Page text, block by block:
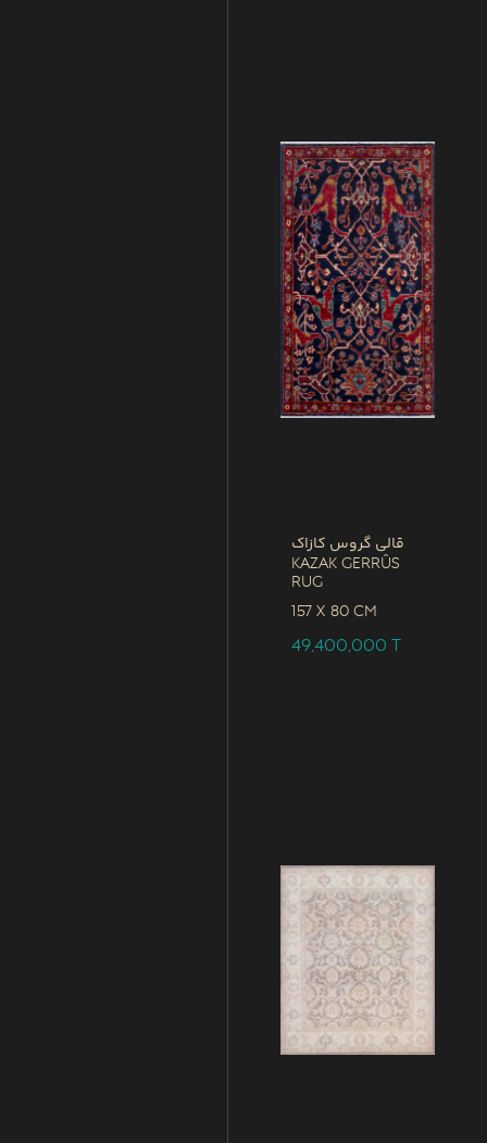
قالی گروس کازاک
Kazak Gerrûs
Rug
157 x 80 CM
49,400,000T